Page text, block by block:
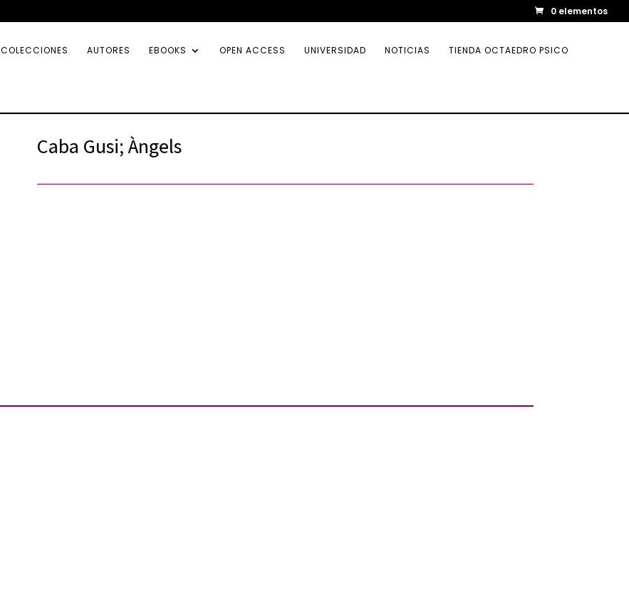
0 elementos
COLECCIONES AUTORES EBOOKS OPEN ACCESS UNIVERSIDAD NOTICIAS TIENDA OCTAEDRO PSICO
Caba Gusi; Àngels